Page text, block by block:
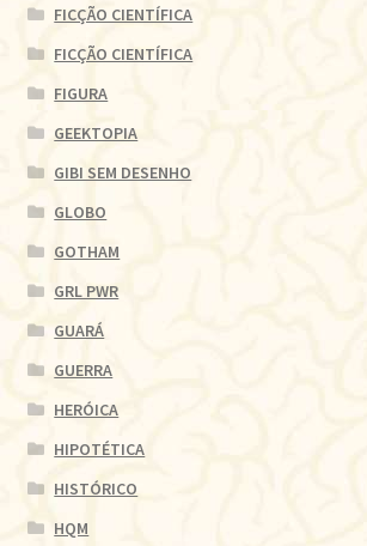
FICÇÃO CIENTÍFICA
FICÇÃO CIENTÍFICA
FIGURA
GEEKTOPIA
GIBI SEM DESENHO
GLOBO
GOTHAM
GRL PWR
GUARÁ
GUERRA
HERÓICA
HIPOTÉTICA
HISTÓRICO
HQM